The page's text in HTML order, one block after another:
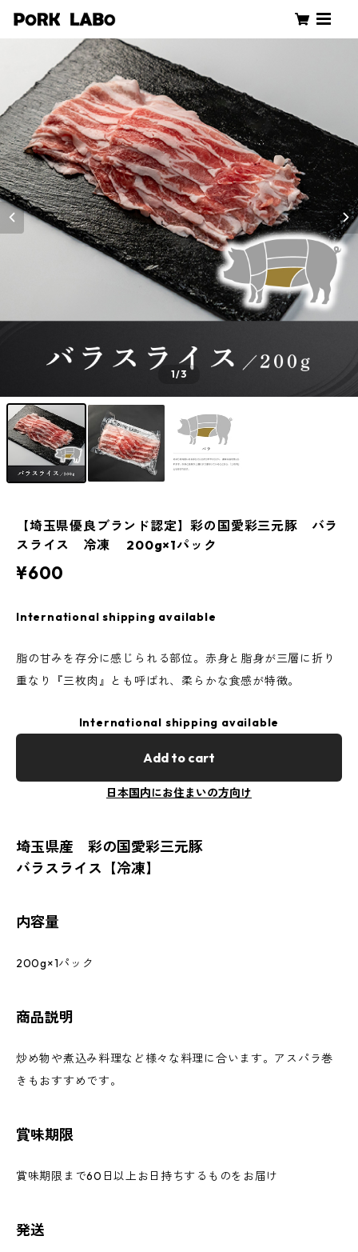
1/3
【埼玉県優良ブランド認定】彩の国愛彩三元豚 バラ
スライス 冷凍 200g×1パック
¥600
International shipping available
脂の甘みを存分に感じられる部位。赤身と脂身が三層に折り
重なり『三枚肉』とも呼ばれ、柔らかな食感が特徴。
International shipping available
Add to cart
日本国内にお住まいの方向け
埼玉県産 彩の国愛彩三元豚
バラスライス【冷凍】
内容量
200g×1パック
商品説明
炒め物や煮込み料理など様々な料理に合います。アスパラ巻
きもおすすめです。
賞味期限
賞味期限まで60日以上お日持ちするものをお届け
発送